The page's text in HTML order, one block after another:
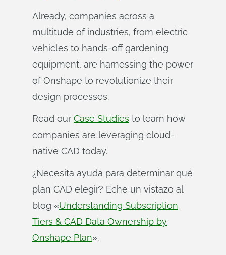
Already, companies across a
multitude of industries, from electric
vehicles to hands-off gardening
equipment, are harnessing the power
of Onshape to revolutionize their
design processes.
Read our Case Studies to learn how
companies are leveraging cloud-
native CAD today.
¿Necesita ayuda para determinar qué
plan CAD elegir? Eche un vistazo al
blog «Understanding Subscription
Tiers & CAD Data Ownership by
Onshape Plan».